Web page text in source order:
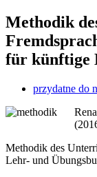
Methodik
für künftige
przydatne do
Methodik des
Lehr- und